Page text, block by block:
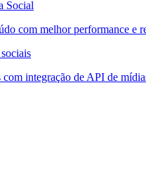
Social
com melhor performance e
integração de API de